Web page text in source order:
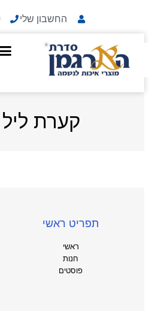
החשבון שלי
קערת
תפריט ראשי
ראשי
חנות
פוסטים